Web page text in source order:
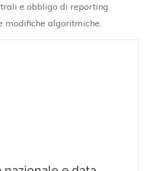
e obbligo di reporting
modifiche algoritmiche.